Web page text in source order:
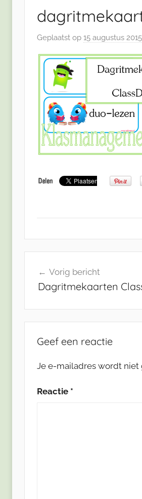
Geplaatst op 15 augustus 2015
navigatie
Vorig bericht
Dagritmekaarten
Geef een reactie
Je e-mailadres wordt niet
Reactie *